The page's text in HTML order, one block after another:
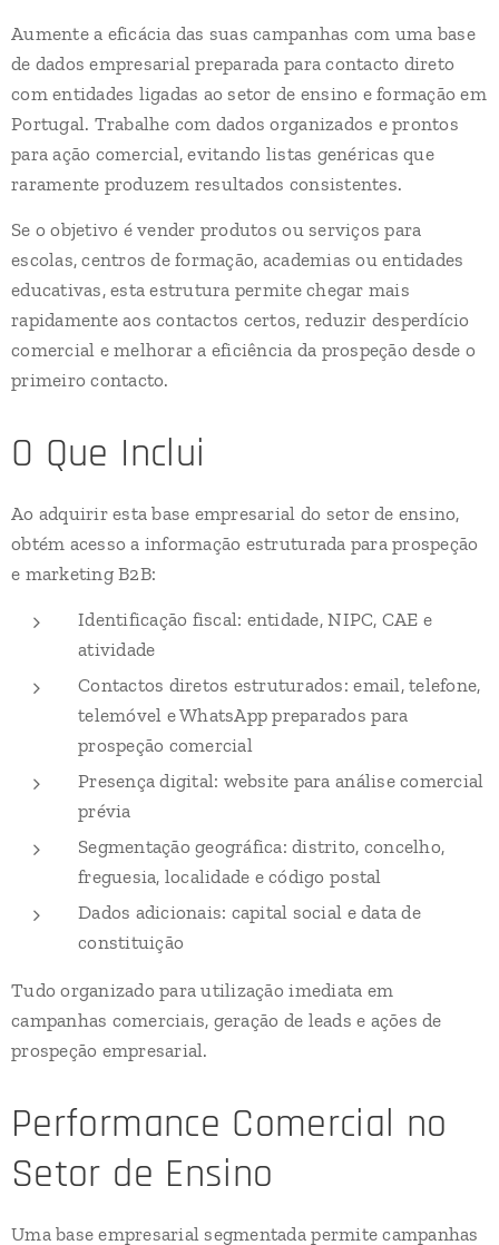
Aumente a eficácia das suas campanhas com uma base
de dados empresarial preparada para contacto direto
com entidades ligadas ao setor de ensino e formação em
Portugal. Trabalhe com dados organizados e prontos
para ação comercial, evitando listas genéricas que
raramente produzem resultados consistentes.
Se o objetivo é vender produtos ou serviços para
escolas, centros de formação, academias ou entidades
educativas, esta estrutura permite chegar mais
rapidamente aos contactos certos, reduzir desperdício
comercial e melhorar a eficiência da prospeção desde o
primeiro contacto.
O Que Inclui
Ao adquirir esta base empresarial do setor de ensino,
obtém acesso a informação estruturada para prospeção
e marketing B2B:
Identificação fiscal: entidade, NIPC, CAE e
atividade
Contactos diretos estruturados: email, telefone,
telemóvel e WhatsApp preparados para
prospeção comercial
Presença digital: website para análise comercial
prévia
Segmentação geográfica: distrito, concelho,
freguesia, localidade e código postal
Dados adicionais: capital social e data de
constituição
Tudo organizado para utilização imediata em
campanhas comerciais, geração de leads e ações de
prospeção empresarial.
Performance Comercial no
Setor de Ensino
Uma base empresarial segmentada permite campanhas